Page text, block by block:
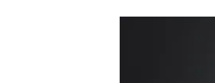
Gen. Pawlikowski: